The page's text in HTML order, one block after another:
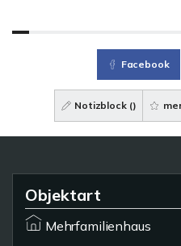
Facebook
Notizblock ()
Objektart
Mehrfamilienhaus